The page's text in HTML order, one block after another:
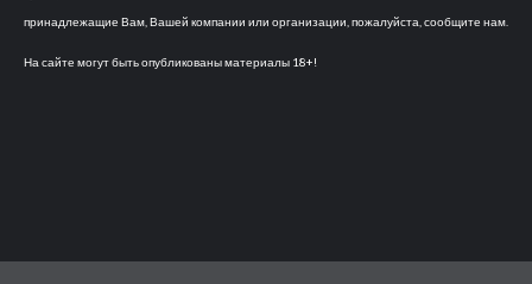
принадлежащие Вам, Вашей компании или организации, пожалуйста, сообщите нам.
На сайте могут быть опубликованы материалы 18+!